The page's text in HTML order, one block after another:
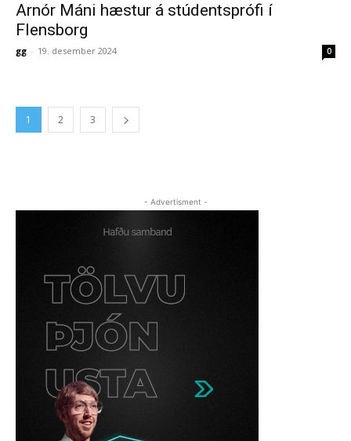
Arnór Máni hæstur á stúdentsprófi í
Flensborg
gg - 19. desember 2024 0
1 2 3
- Advertisment -